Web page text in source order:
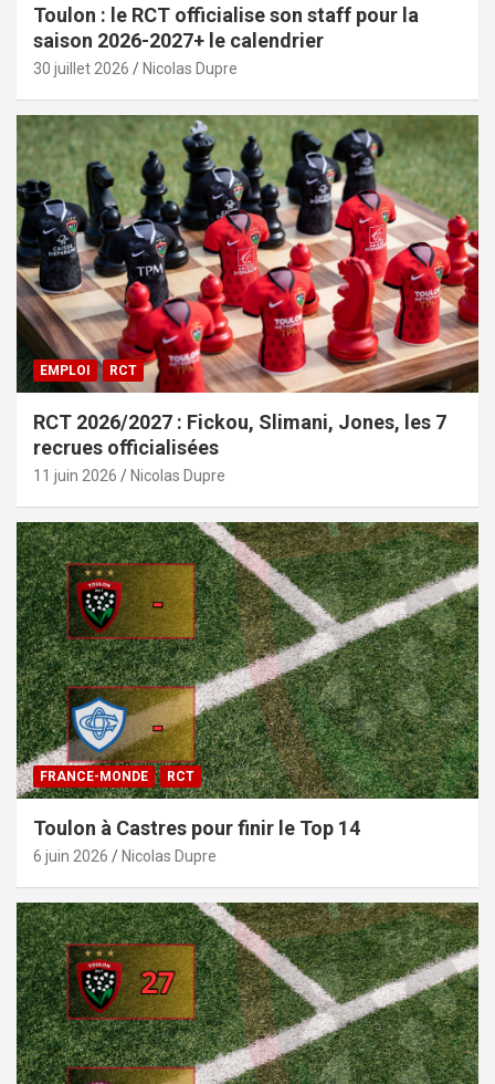
Toulon : le RCT officialise son staff pour la
saison 2026-2027+ le calendrier
30 juillet 2026 Nicolas Dupre
EMPLOI RCT
RCT 2026/2027 : Fickou, Slimani, Jones, les 7
recrues officialisées
11 juin 2026 Nicolas Dupre
FRANCE-MONDE RCT
Toulon à Castres pour finir le Top 14
6 juin 2026 Nicolas Dupre